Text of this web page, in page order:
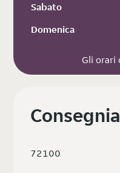
Sabato
Domenica
Gli orari
72100